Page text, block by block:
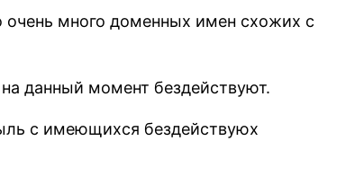
очень много доменных имен схожих с
данный момент бездействуют.
с имеющихся бездействуюх